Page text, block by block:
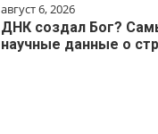
август 6, 2026
ДНК создал Бог?
научные данные о